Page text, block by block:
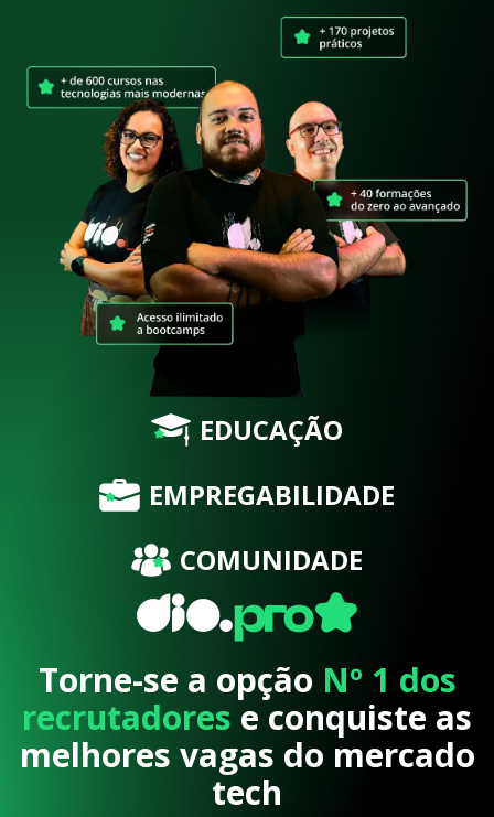
EDUCAÇÃO
EMPREGABILIDADE
COMUNIDADE
Torne-se a opção Nº 1 dos
recrutadores e conquiste as
melhores vagas do mercado
tech